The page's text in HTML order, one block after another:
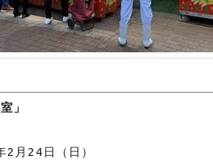
」
2月24日（日）